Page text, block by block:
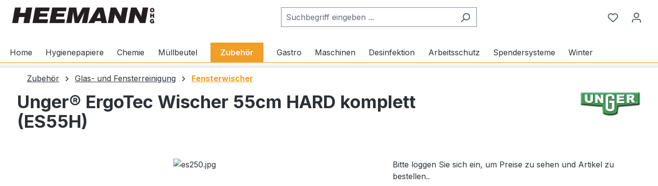
Zur Hauptnavigation springen
Du hast 0
Home Hygienepapiere Chemie Müllbeutel Zubehör Gastro Maschinen Desinfektion Arbeitsschutz Spendersysteme Winter
Zubehör Glas- und Fensterreinigung Fensterwischer
Unger® ErgoTec Wischer 55cm HARD komplett
(ES55H)
Bitte loggen Sie sich ein, um Preise zu sehen und Artikel zu
bestellen..